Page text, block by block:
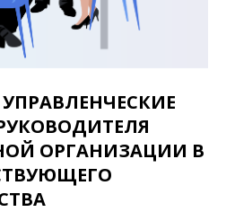
ОРГАНИЗАЦИИ В